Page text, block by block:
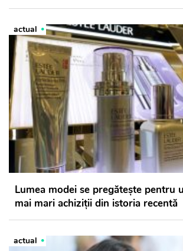
actual
Lumea modei se pregăteşte pentru
mai mari achiziţii din istoria recentă
actual